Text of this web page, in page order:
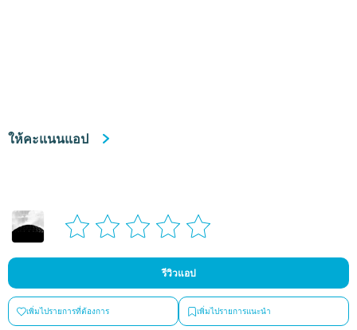
ให้คะแนนแอป
รีวิวแอป
เพิ่มไปรายการที่ต้องการ เพิ่มไปรายการแนะนำ